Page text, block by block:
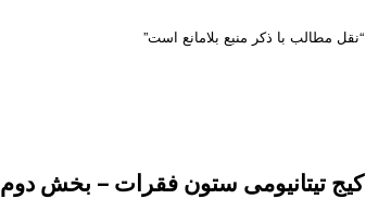
“نقل مطالب با ذکر منبع بلامانع است”
کیج تیتانیومی ستون فقرات – بخش دوم